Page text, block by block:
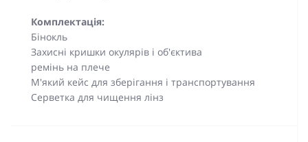
Комплектація:
Бінокль
Захисні кришки окулярів і об'єктива
ремінь на плече
М'який кейс для зберігання і транспортування
Серветка для чищення лінз